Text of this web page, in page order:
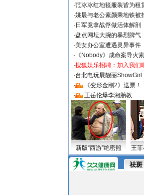
·范冰冰红地毯服装皆为租
·姚晨与老公素颜乘地铁被
· 日军竟拿战俘做活体解剖
·盘点网坛大腕的暴烈脾气
·美女办公室遭遇灵异事件
· 《Nobody》成命案导火索
·搜狐娱乐招聘：加入我们
·台北电玩展靓丽ShowGirl
·
《变形金刚2》送票！
·
王岳伦爆李湘胎教
新版“西游”绝密照 王